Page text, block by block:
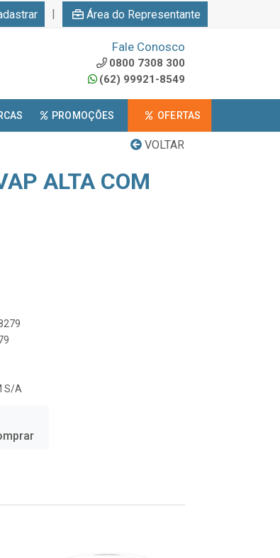
| Área do Representante
Fale Conosco
0800 7308 300
(62) 99921-8549
PROMOÇÕES OFERTAS
VOLTAR
ALTA COM
S/A